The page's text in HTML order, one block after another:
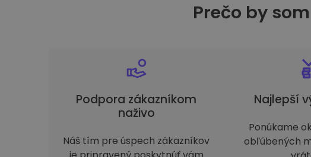
Prečo by
Podpora zákazníkom
naživo
Náš tím pre úspech zákazníkov
Najlepší
Ponúkame
obľúbených